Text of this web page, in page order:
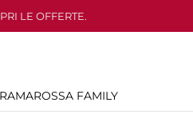
LE OFFERTE.
FAMILY